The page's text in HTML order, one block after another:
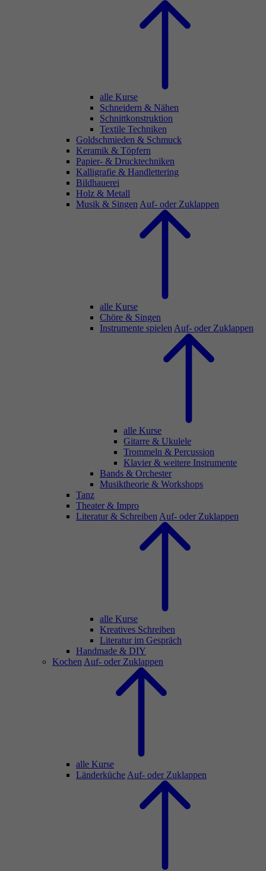
alle Kurse
Schneidern & Nähen
Schnittkonstruktion
Textile Techniken
Goldschmieden & Schmuck
Keramik & Töpfern
Papier- & Drucktechniken
Kalligrafie & Handlettering
Bildhauerei
Holz & Metall
Musik & Singen Auf- oder Zuklappen
alle Kurse
Chöre & Singen
Instrumente spielen Auf- oder Zuklappen
alle Kurse
Gitarre & Ukulele
Trommeln & Percussion
Klavier & weitere Instrumente
Bands & Orchester
Musiktheorie & Workshops
Tanz
Theater & Impro
Literatur & Schreiben Auf- oder Zuklappen
alle Kurse
Kreatives Schreiben
Literatur im Gespräch
Handmade & DIY
Kochen Auf- oder Zuklappen
alle Kurse
Länderküche Auf- oder Zuklappen